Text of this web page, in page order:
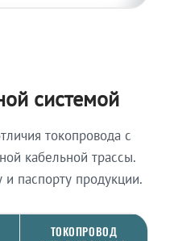
системой
токопровода с
кабельной трассы.
паспорту продукции.
ТОКОПРОВОД